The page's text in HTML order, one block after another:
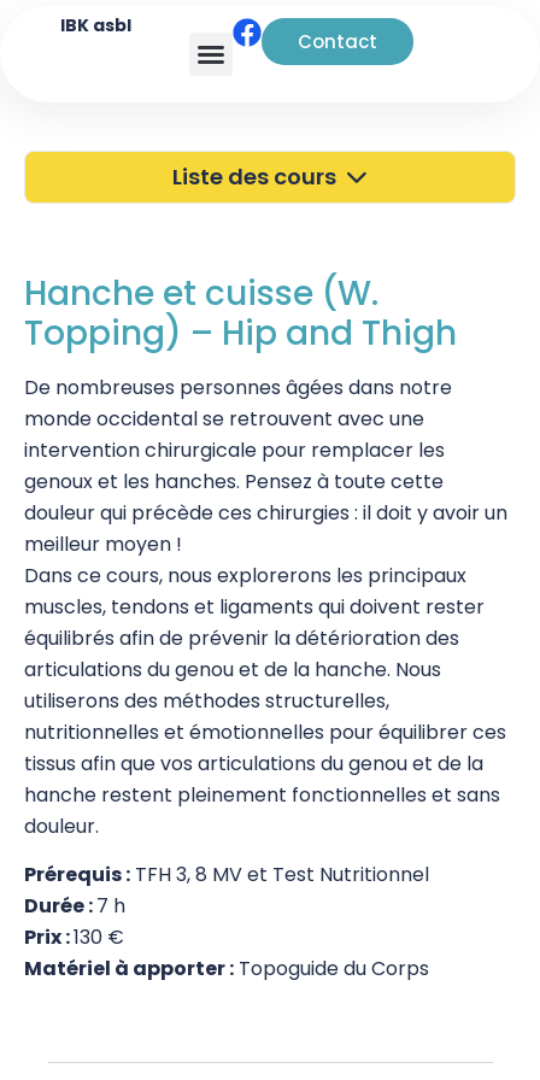
IBK asbl
Contact
Liste des cours
Portes Ouvertes
Atelier à Bruxelles
Découverte
Kinésiologie
Touch For Health
Wellness Kinesiology/Stress Release
Stress Release Training Workshop
Stress Release 1
Stress Release 2
Stress Release 3
SR Proficiency
SR 4a Défusion des traits de personnalité
négatifs
SR 4b Travail émotionnel avancé
Test Nutritionnel
8 Merveilleux Vaisseaux
Hanche et cuisse (W.
Topping) – Hip and Thigh
De nombreuses personnes âgées dans notre
monde occidental se retrouvent avec une
intervention chirurgicale pour remplacer les
genoux et les hanches. Pensez à toute cette
douleur qui précède ces chirurgies : il doit y avoir un
meilleur moyen !
Dans ce cours, nous explorerons les principaux
muscles, tendons et ligaments qui doivent rester
équilibrés afin de prévenir la détérioration des
articulations du genou et de la hanche. Nous
utiliserons des méthodes structurelles,
nutritionnelles et émotionnelles pour équilibrer ces
tissus afin que vos articulations du genou et de la
hanche restent pleinement fonctionnelles et sans
douleur.
Prérequis : TFH 3, 8 MV et Test Nutritionnel
Durée :7 h
Prix :130 €
Matériel à apporter : Topoguide du Corps